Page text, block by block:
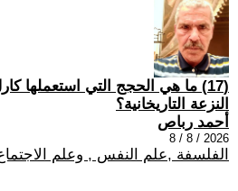
(17) ما هي الحجج التي استعملها
النزعة التاريخانية؟
أحمد رباص
2026 / 8 / 8
الفلسفة ,علم النفس , وعلم